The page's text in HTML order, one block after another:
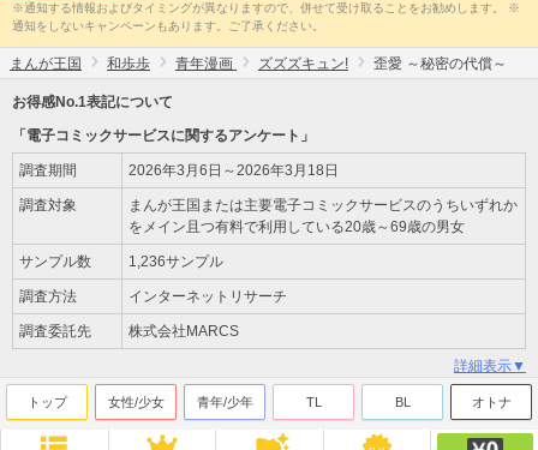
※通知する情報およびタイミングが異なりますので、併せて受け取ることをお勧めします。 ※
通知をしないキャンペーンもあります。ご了承ください。
まんが王国 和歩歩 青年漫画 ズズズキュン! 歪愛 ～秘密の代償～
お得感No.1表記について
「電子コミックサービスに関するアンケート」
調査期間 2026年3月6日～2026年3月18日
調査対象
まんが王国または主要電子コミックサービスのうちいずれか
をメイン且つ有料で利用している20歳～69歳の男女
サンプル数 1,236サンプル
調査方法 インターネットリサーチ
調査委託先 株式会社MARCS
詳細表示▼
トップ 女性/少女 青年/少年 TL BL オトナ